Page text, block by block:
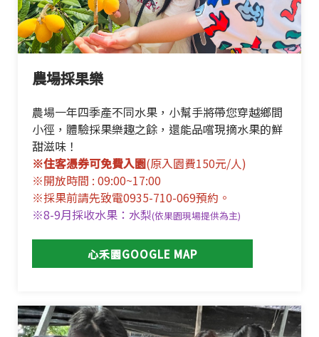
農場採果樂
農場一年四季產不同水果，小幫手將帶您穿越鄉間
小徑，體驗採果樂趣之餘，還能品嚐現摘水果的鮮
甜滋味！
※住客憑券可免費入園(原入園費150元/人)
※開放時間 : 09:00~17:00
※採果前請先致電0935-710-069預約。
※8-9月採收水果：水梨(依果園現場提供為主)
心禾園GOOGLE MAP